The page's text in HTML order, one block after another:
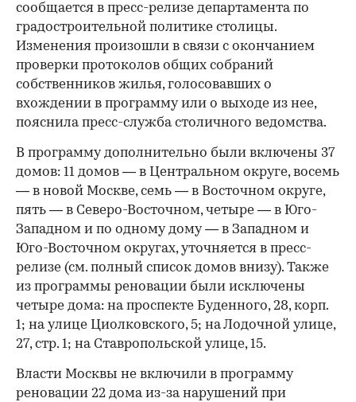
сообщается в пресс-релизе департамента по
градостроительной политике столицы.
Изменения произошли в связи с окончанием
проверки протоколов общих собраний
собственников жилья, голосовавших о
вхождении в программу или о выходе из нее,
пояснила пресс-служба столичного ведомства.
В программу дополнительно были включены 37
домов: 11 домов — в Центральном округе, восемь
— в новой Москве, семь — в Восточном округе,
пять — в Северо-Восточном, четыре — в Юго-
Западном и по одному дому — в Западном и
Юго-Восточном округах, уточняется в пресс-
релизе (см. полный список домов внизу). Также
из программы реновации были исключены
четыре дома: на проспекте Буденного, 28, корп.
1; на улице Циолковского, 5; на Лодочной улице,
27, стр. 1; на Ставропольской улице, 15.
Власти Москвы не включили в программу
реновации 22 дома из-за нарушений при